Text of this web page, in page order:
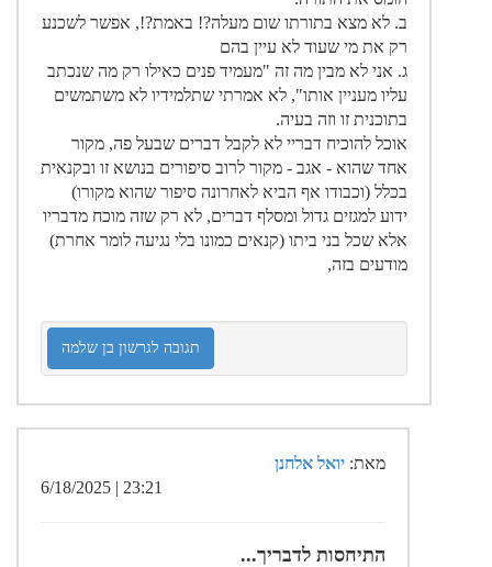
ב. לא מצא בתורתו שום מעלה?! באמת?!, אפשר לשכנע
רק את מי שעוד לא עיין בהם
ג. אני לא מבין מה זה "מעמיד פנים כאילו רק מה שנכתב
עליו מעניין אותו", לא אמרתי שתלמידיו לא משתמשים
בתוכנית זו וזה בעיה.
אוכל להוכיח דבריי לא לקבל דברים שבעל פה, מקור
אחד שהוא - אגב - מקור לרוב סיפורים בנושא זו ובקנאית
בכלל (וכבודו אף הביא לאחרונה סיפור שהוא מקורו)
ידוע למגזים גדול ומסלף דברים, לא רק שזה מוכח מדבריו
אלא שכל בני ביתו (קנאים כמונו בלי נגיעה לומר אחרת)
מודעים בזה,
תגובה לגרשון בן שלמה
מאת: יואל אלחנן
23:21 | 6/18/2025
התיחסות לדבריך...